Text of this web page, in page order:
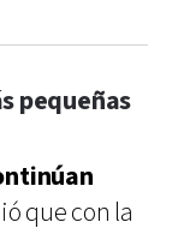
pequeñas
que con la